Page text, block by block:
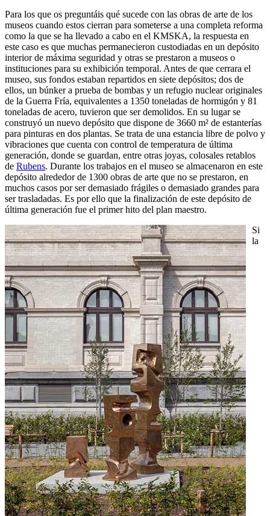
Para los que os preguntáis qué sucede con las obras de arte de los
museos cuando estos cierran para someterse a una completa reforma
como la que se ha llevado a cabo en el KMSKA, la respuesta en
este caso es que muchas permanecieron custodiadas en un depósito
interior de máxima seguridad y otras se prestaron a museos o
instituciones para su exhibición temporal. Antes de que cerrara el
museo, sus fondos estaban repartidos en siete depósitos; dos de
ellos, un búnker a prueba de bombas y un refugio nuclear originales
de la Guerra Fría, equivalentes a 1350 toneladas de hormigón y 81
toneladas de acero, tuvieron que ser demolidos. En su lugar se
construyó un nuevo depósito que dispone de 3660 m² de estanterías
para pinturas en dos plantas. Se trata de una estancia libre de polvo y
vibraciones que cuenta con control de temperatura de última
generación, donde se guardan, entre otras joyas, colosales retablos
de Rubens. Durante los trabajos en el museo se almacenaron en este
depósito alrededor de 1300 obras de arte que no se prestaron, en
muchos casos por ser demasiado frágiles o demasiado grandes para
ser trasladadas. Es por ello que la finalización de este depósito de
última generación fue el primer hito del plan maestro.
Si
la